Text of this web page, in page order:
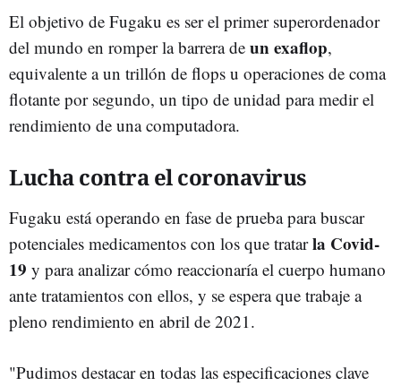
El objetivo de Fugaku es ser el primer superordenador
del mundo en romper la barrera de un exaflop,
equivalente a un trillón de flops u operaciones de coma
flotante por segundo, un tipo de unidad para medir el
rendimiento de una computadora.
Lucha contra el coronavirus
Fugaku está operando en fase de prueba para buscar
potenciales medicamentos con los que tratarla Covid-
19 y para analizar cómo reaccionaría el cuerpo humano
ante tratamientos con ellos, y se espera que trabaje a
pleno rendimiento en abril de 2021.
"Pudimos destacar en todas las especificaciones clave